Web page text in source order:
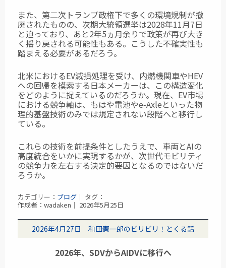
また、第二次トランプ政権下で多くの環境規制が撤
廃されたものの、次期大統領選挙は2028年11月7日
と迫っており、あと2年5ヵ月余りで政策が再び大き
く揺り戻される可能性もある。こうした不確実性も
踏まえる必要があるだろう。
北米におけるEV減損処理を受け、内燃機関車やHEV
への回帰を模索する日本メーカーは、この構造変化
をどのように捉えているのだろうか。現在、EV市場
における競争軸は、もはや電池やe‑Axleといった物
理的基盤技術のみでは規定されない段階へと移行し
ている。
これらの技術を前提条件としたうえで、車両とAIの
高度統合をいかに実現するかが、次世代モビリティ
の競争力を左右する決定的要因となるのではないだ
ろうか。
カテゴリー： ブログ ｜ タグ：
作成者：wadaken｜ 2026年5月25日
2026年4月27日 和田憲一郎のビリビリ！とくる話
2026年、SDVからAIDVに移行へ